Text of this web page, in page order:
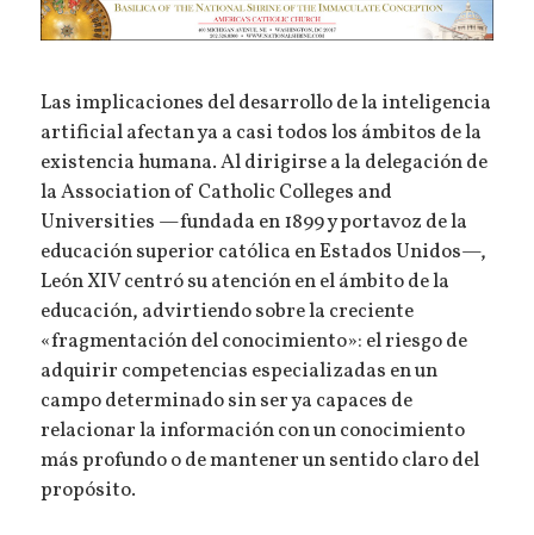
Las implicaciones del desarrollo de la inteligencia
artificial afectan ya a casi todos los ámbitos de la
existencia humana. Al dirigirse a la delegación de
la Association of Catholic Colleges and
Universities —fundada en 1899 y portavoz de la
educación superior católica en Estados Unidos—,
León XIV centró su atención en el ámbito de la
educación, advirtiendo sobre la creciente
«fragmentación del conocimiento»: el riesgo de
adquirir competencias especializadas en un
campo determinado sin ser ya capaces de
relacionar la información con un conocimiento
más profundo o de mantener un sentido claro del
propósito.